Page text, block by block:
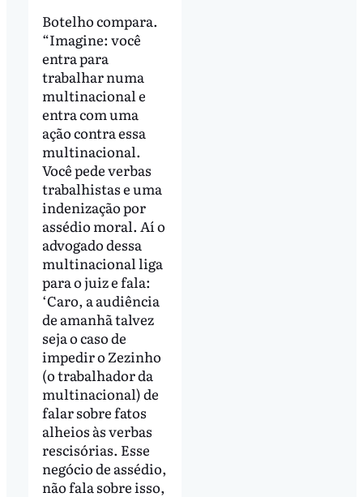
Botelho compara.
“Imagine: você
entra para
trabalhar numa
multinacional e
entra com uma
ação contra essa
multinacional.
Você pede verbas
trabalhistas e uma
indenização por
assédio moral. Aí o
advogado dessa
multinacional liga
para o juiz e fala:
‘Caro, a audiência
de amanhã talvez
seja o caso de
impedir o Zezinho
(o trabalhador da
multinacional) de
falar sobre fatos
alheios às verbas
rescisórias. Esse
negócio de assédio,
não fala sobre isso,